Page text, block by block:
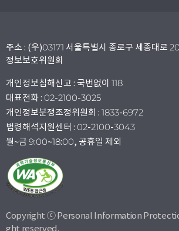
주소 : (우)03171 서울특별시 종로구 세종대로
정보보호위원회
개인정보침해신고 : 국번없이 118
대표전화 : 02-2100-3025
개인정보분쟁조정위원회 : 1833-6972
법령해석지원센터 : 02-2100-3043
월~금 9:00~18:00, 공휴일 제외
Copyright ⓒ Personal Information
ght reserved.